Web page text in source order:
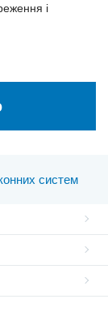
і
ви будуєте
сильних
і
є особливо
безпеки
систем